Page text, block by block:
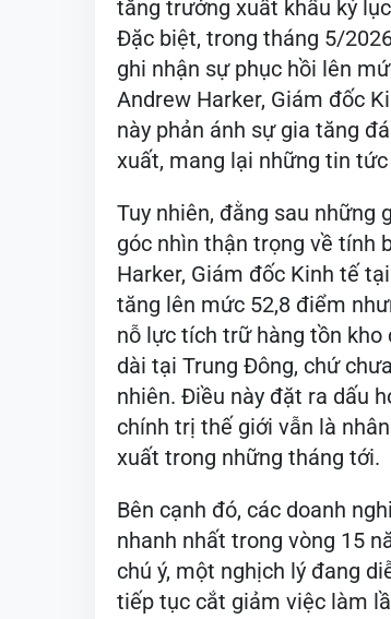
tăng trưởng xuất khẩu kỷ
Đặc biệt, trong tháng 5/
ghi nhận sự phục hồi lên
Andrew Harker, Giám đốc
này phản ánh sự gia tăng
xuất, mang lại những tin
Tuy nhiên, đằng sau những
góc nhìn thận trọng về tính
Harker, Giám đốc Kinh tế
tăng lên mức 52,8 điểm
nỗ lực tích trữ hàng tồn kho
dài tại Trung Đông, chứ
nhiên. Điều này đặt ra dấu
chính trị thế giới vẫn là
xuất trong những tháng tới.
Bên cạnh đó, các doanh
nhanh nhất trong vòng 15
chú ý, một nghịch lý đang
tiếp tục cắt giảm việc làm